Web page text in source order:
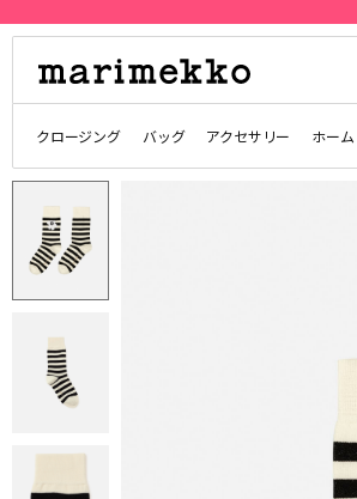
クロージング バッグ アクセサリー ホーム